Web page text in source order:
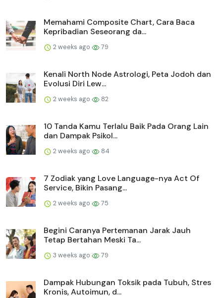
Memahami Composite Chart, Cara Baca
Kepribadian Seseorang da...
2 weeks ago 79
Kenali North Node Astrologi, Peta Jodoh dan
Evolusi Diri Lew...
2 weeks ago 82
10 Tanda Kamu Terlalu Baik Pada Orang Lain
dan Dampak Psikol...
2 weeks ago 84
7 Zodiak yang Love Language-nya Act Of
Service, Bikin Pasang...
2 weeks ago 75
Begini Caranya Pertemanan Jarak Jauh
Tetap Bertahan Meski Ta...
3 weeks ago 79
Dampak Hubungan Toksik pada Tubuh, Stres
Kronis, Autoimun, d...